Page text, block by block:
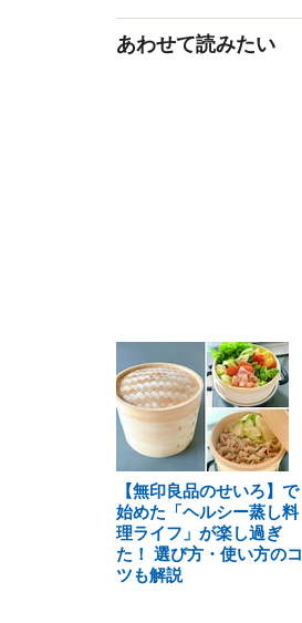
あわせて読みたい
【無印良品のせいろ】で
始めた「ヘルシー蒸し料
理ライフ」が楽し過ぎ
た！ 選び方・使い方のコ
ツも解説